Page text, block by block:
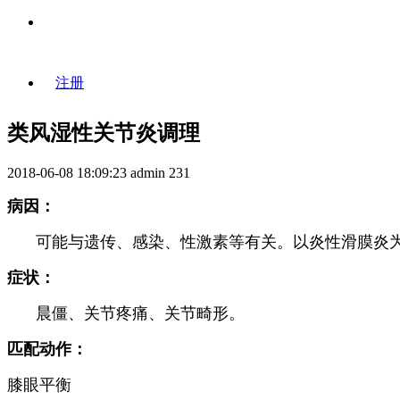
注册
类风湿性关节炎调理
2018-06-08 18:09:23 admin 231
病因：
可能与遗传、感染、性激素等有关。以炎性滑膜炎
症状：
晨僵、关节疼痛、关节畸形。
匹配动作：
膝眼平衡